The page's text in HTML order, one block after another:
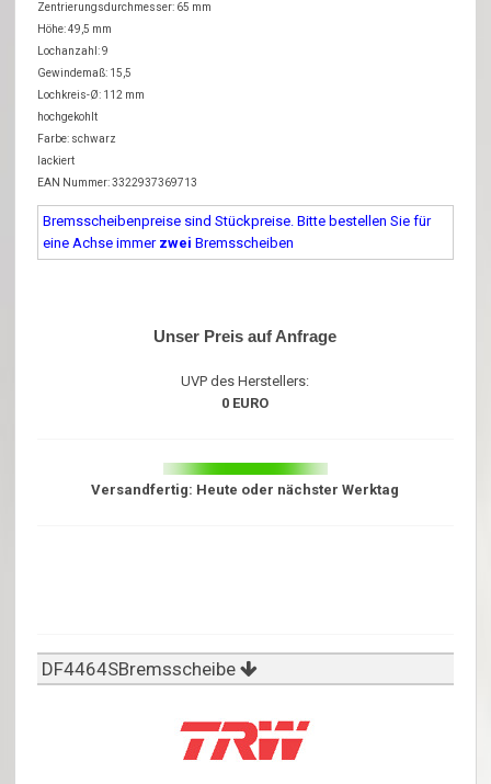
Zentrierungsdurchmesser: 65 mm
Höhe: 49,5 mm
Lochanzahl: 9
Gewindemaß: 15,5
Lochkreis-Ø: 112 mm
hochgekohlt
Farbe: schwarz
lackiert
EAN Nummer: 3322937369713
Bremsscheibenpreise sind Stückpreise. Bitte bestellen Sie für
eine Achse immer zwei Bremsscheiben
Unser Preis auf Anfrage
UVP des Herstellers:
0 EURO
Versandfertig: Heute oder nächster Werktag
DF4464SBremsscheibe